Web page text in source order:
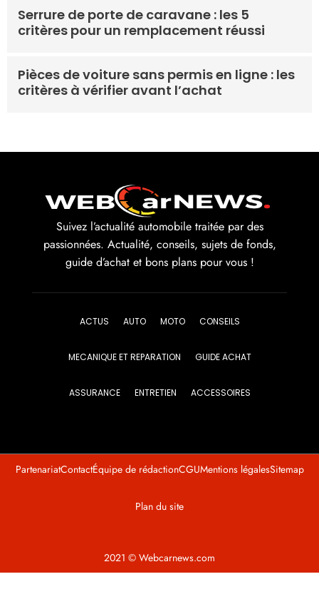
Serrure de porte de caravane : les 5
critères pour un remplacement réussi
Pièces de voiture sans permis en ligne : les
critères à vérifier avant l’achat
Suivez l’actualité automobile traitée par des
passionnées. Actualité, conseils, sujets de fonds,
guide d’achat et bons plans pour vous !
ACTUS AUTO MOTO CONSEILS
MECANIQUE ET REPARATION GUIDE ACHAT
ASSURANCE ENTRETIEN ACCESSOIRES
2021 © Webcarnews.com
PartenariatContactÉquipe de rédactionCGUMentions légalesSitemap
Plan du site